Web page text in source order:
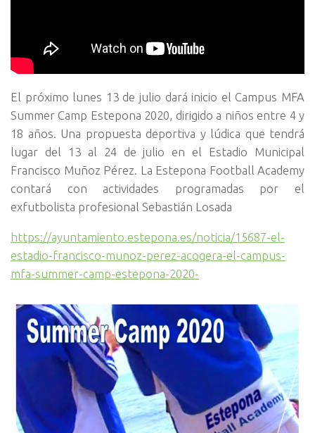
El próximo lunes 13 de julio dará inicio el Campus MFA
Summer Camp Estepona 2020, dirigido a niños entre 4 y
18 años. Una propuesta deportiva y lúdica que tendrá
lugar del 13 al 24 de julio en el Estadio Municipal
Francisco Muñoz Pérez. La Estepona Football Academy
contará con actividades programadas por el
exfutbolista profesional Sebastián Losada
https://ayuntamiento.estepona.es/noticia/15687-el-
estadio-francisco-munoz-perez-acogera-el-campus-
mfa-summer-camp-estepona-2020-